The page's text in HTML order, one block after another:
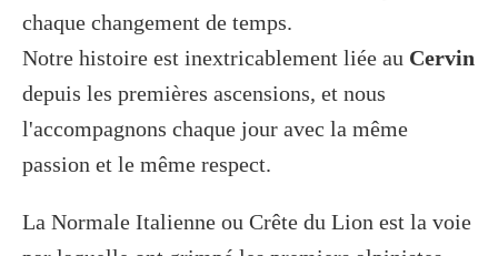
chaque changement de temps.
Notre histoire est inextricablement liée au Cervin
depuis les premières ascensions, et nous
l'accompagnons chaque jour avec la même
passion et le même respect.
La Normale Italienne ou Crête du Lion est la voie